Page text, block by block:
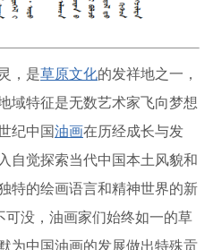
，是草原文化的发祥地之一，
域特征是无数艺术家飞向梦想
纪中国油画在历经成长与发
自觉探索当代中国本土风貌和
特的绘画语言和精神世界的新
可没，油画家们始终如一的草
为中国油画的发展做出特殊贡